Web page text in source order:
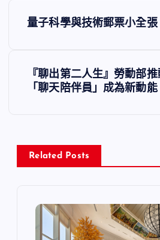
文量子科學與技術郵票小全張
『聊出第二人生』勞動部
「聊天陪伴員」成為新動能
Related Posts